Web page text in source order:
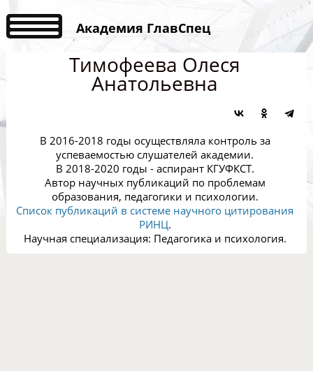
Академия ГлавСпец
Тимофеева Олеся
Анатольевна
В 2016-2018 годы осуществляла контроль за
успеваемостью слушателей академии.
В 2018-2020 годы - аспирант КГУФКСТ.
Автор научных публикаций по проблемам
образования, педагогики и психологии.
Список публикаций в системе научного цитирования
РИНЦ.
Научная специализация: Педагогика и психология.